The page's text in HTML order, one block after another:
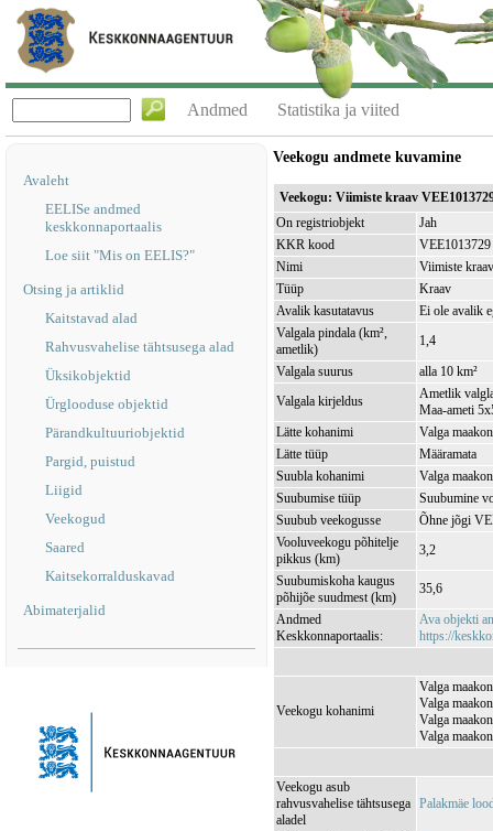
Andmed Statistika ja viited
Avaleht
EELISe andmed
keskkonnaportaalis
Loe siit "Mis on EELIS?"
Otsing ja artiklid
Kaitstavad alad
Rahvusvahelise tähtsusega alad
Üksikobjektid
Ürglooduse objektid
Pärandkultuuriobjektid
Pargid, puistud
Liigid
Veekogud
Saared
Kaitsekorralduskavad
Abimaterjalid
Veekogu andmete kuvamine
Veekogu: Viimiste kraav
On registriobjekt
Jah
KKR kood
VEE1013729
Nimi
Viimiste kraav
Tüüp
Kraav
Avalik kasutatavus
Ei ole avalik
Valgala pindala (km²,
ametlik)
1,4
Valgala suurus
alla 10 km²
Valgala kirjeldus
Ametlik
Maa-ameti
Lätte kohanimi
Valga
Lätte tüüp
Määramata
Suubla kohanimi
Valga
Suubumise tüüp
Suubumine
Suubub veekogusse
Õhne jõgi
Vooluveekogu põhitelje
pikkus (km)
3,2
Suubumiskoha kaugus
põhijõe suudmest (km)
35,6
Andmed
Keskkonnaportaalis:
Ava objekti
https://
Veekogu kohanimi
Valga
Valga
Valga
Valga
Veekogu asub
rahvusvahelise tähtsusega
aladel
Palakmäe